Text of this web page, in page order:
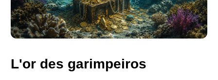
L'or des garimpeiros